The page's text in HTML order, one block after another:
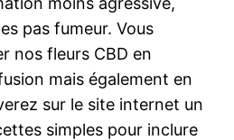
pas fumeur. Vous
nos fleurs CBD en
mais également en
sur le site internet un
simples pour inclure